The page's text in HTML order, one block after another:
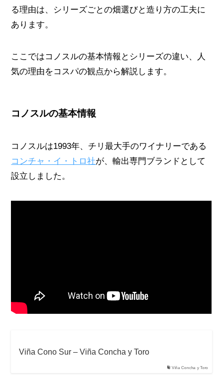
る理由は、シリーズごとの畑選びと造り方の工夫に
あります。
ここではコノスルの基本情報とシリーズの違い、人
気の理由をコスパの観点から解説します。
コノスルの基本情報
コノスルは1993年、チリ最大手のワイナリーである
コンチャ・イ・トロ社が、輸出専門ブランドとして
設立しました。
Viña Concha y Toro
Viña Cono Sur – Viña Concha y Toro